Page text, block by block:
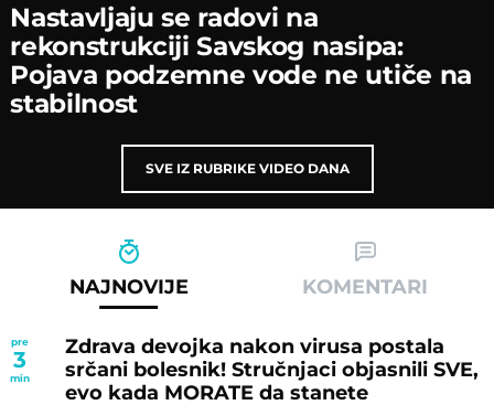
Nastavljaјu se radovi na
rekonstrukciјi Savskog nasipa:
Poјava podzemne vode ne utiče na
stabilnost
SVE IZ RUBRIKE VIDEO DANA
NAJNOVIJE KOMENTARI
pre
3
min
Zdrava devojka nakon virusa postala
srčani bolesnik! Stručnjaci objasnili SVE,
evo kada MORATE da stanete